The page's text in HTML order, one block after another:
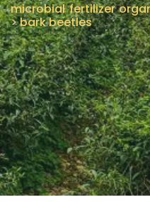
microbial fertilizer
>bark beetles